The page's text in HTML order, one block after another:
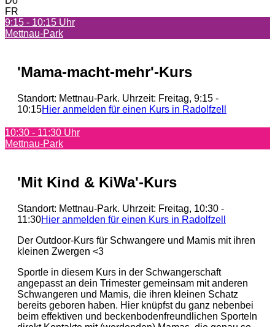
FR
9:15 - 10:15 Uhr
Mettnau-Park
'Mama-macht-mehr'-Kurs
Standort: Mettnau-Park. Uhrzeit: Freitag, 9:15 -
10:15Hier anmelden für einen Kurs in Radolfzell
10:30 - 11:30 Uhr
Mettnau-Park
'Mit Kind & KiWa'-Kurs
Standort: Mettnau-Park. Uhrzeit: Freitag, 10:30 -
11:30Hier anmelden für einen Kurs in Radolfzell
Der Outdoor-Kurs für Schwangere und Mamis mit ihren
kleinen Zwergen <3
Sportle in diesem Kurs in der Schwangerschaft
angepasst an dein Trimester gemeinsam mit anderen
Schwangeren und Mamis, die ihren kleinen Schatz
bereits geboren haben. Hier knüpfst du ganz nebenbei
beim effektiven und beckenbodenfreundlichen Sporteln